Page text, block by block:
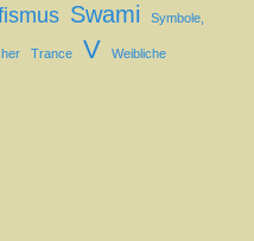
Swami Symbole,
Trance V
Weibliche